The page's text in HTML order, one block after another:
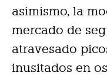
asimismo, la
mercado de
atravesado
inusitados en